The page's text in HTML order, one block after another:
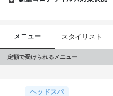
にしています。
メニュー スタイリスト
定額で受けられるメニュー
ヘッドスパ